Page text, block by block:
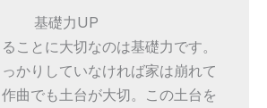
基礎力UP
ことに大切なのは基礎力です。
かりしていなければ家は崩れて
曲でも土台が大切。この土台を